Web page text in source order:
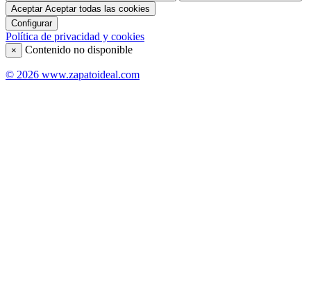
Aceptar Aceptar todas las cookies
Configurar
Política de privacidad y cookies
× Contenido no disponible
© 2026 www.zapatoideal.com